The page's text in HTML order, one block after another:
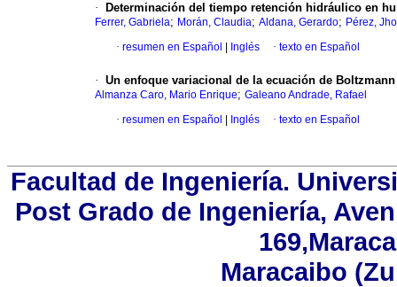
· Determinación del tiempo retención hidráulico en
Ferrer, Gabriela; Morán, Claudia; Aldana, Gerardo; Pérez,
· resumen en Español Inglés · texto en Español
· Un enfoque variacional de la ecuación de
Almanza Caro, Mario Enrique; Galeano Andrade, Rafael
· resumen en Español Inglés · texto en Español
Facultad de Ingeniería.
Post Grado de Ingeniería,
Maracaibo